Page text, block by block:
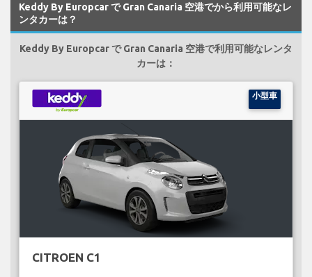
Keddy By Europcar で Gran Canaria 空港でから利用可能なレ
ンタカーは？
Keddy By Europcar で Gran Canaria 空港で利用可能なレンタ
カーは：
小型車
CITROEN C1